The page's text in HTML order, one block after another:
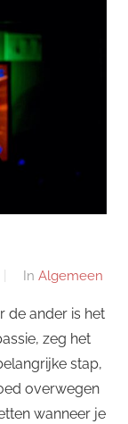
In Algemeen
de ander is het
zeg het
stap,
overwegen
wanneer je